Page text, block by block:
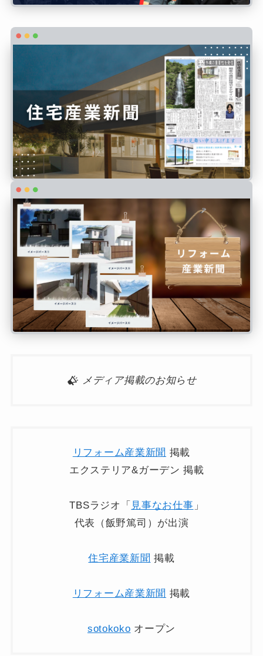
メディア掲載のお知らせ
リフォーム産業新聞 掲載
エクステリア&ガーデン 掲載
TBSラジオ「 見事なお仕事 」
代表（飯野篤司）が出演
住宅産業新聞 掲載
リフォーム産業新聞 掲載
sotokoko オープン